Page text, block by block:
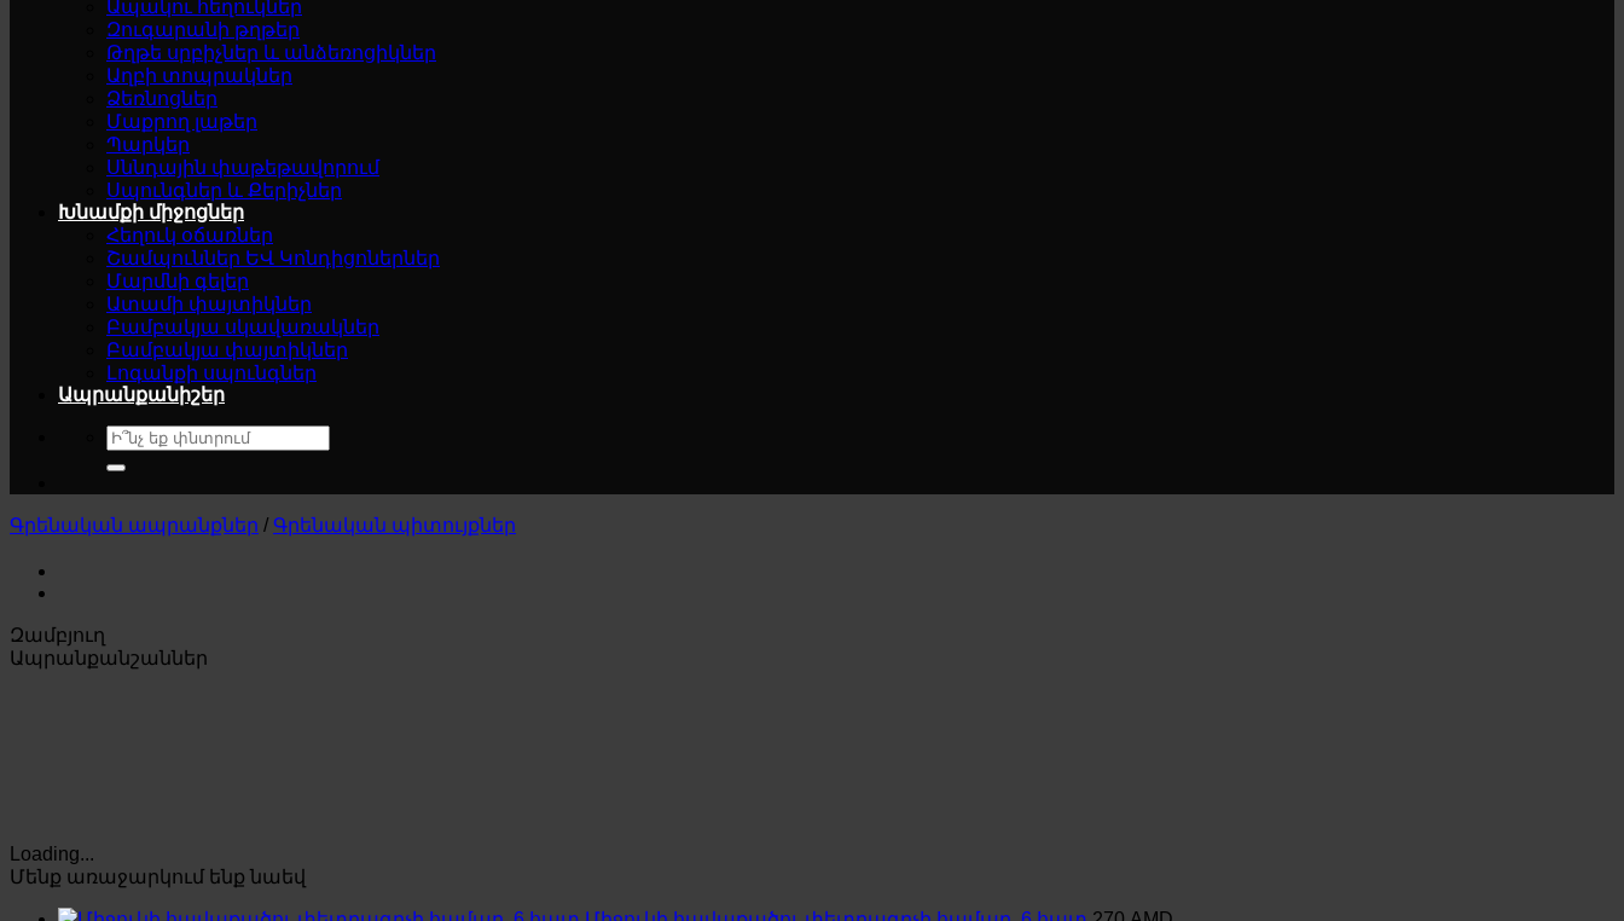
Ապակու հեղուկներ
Զուգարանի թղթեր
Թղթե սրբիչներ և անձեռոցիկներ
Աղբի տոպրակներ
Ձեռնոցներ
Մաքրող լաթեր
Պարկեր
Սննդային փաթեթավորում
Սպունգներ և Քերիչներ
Խնամքի միջոցներ
Հեղուկ օճառներ
Շամպուններ ԵՎ Կոնդիցոներներ
Մարմնի գելեր
Ատամի փայտիկներ
Բամբակյա սկավառակներ
Բամբակյա փայտիկներ
Լոգանքի սպունգներ
Ապրանքանիշեր
Search
for:
Գրենական ապրանքներ / Գրենական պիտույքներ
Զամբյուղ
Ապրանքանշաններ
Loading...
Մենք առաջարկում ենք նաեվ